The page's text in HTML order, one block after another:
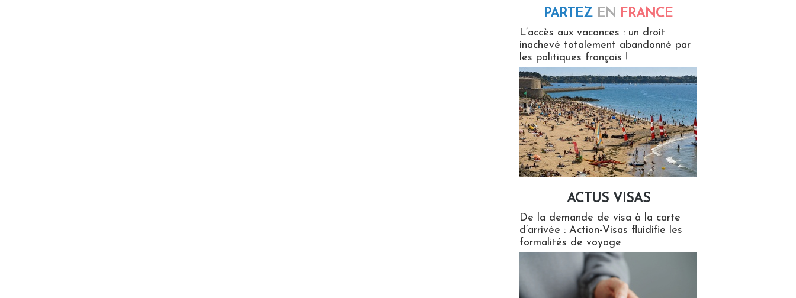
PARTEZ EN FRANCE
L’accès aux vacances : un droit
inachevé totalement abandonné par
les politiques français !
ACTUS VISAS
De la demande de visa à la carte
d’arrivée : Action-Visas fluidifie les
formalités de voyage